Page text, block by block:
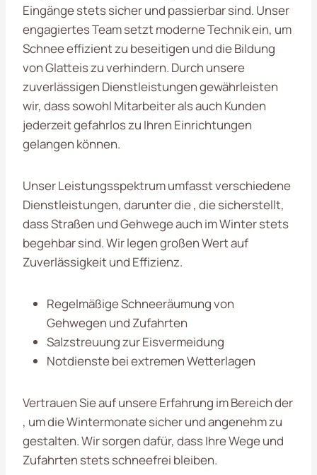
Eingänge stets sicher und passierbar sind. Unser
engagiertes Team setzt moderne Technik ein, um
Schnee effizient zu beseitigen und die Bildung
von Glatteis zu verhindern. Durch unsere
zuverlässigen Dienstleistungen gewährleisten
wir, dass sowohl Mitarbeiter als auch Kunden
jederzeit gefahrlos zu Ihren Einrichtungen
gelangen können.
Unser Leistungsspektrum umfasst verschiedene
Dienstleistungen, darunter die , die sicherstellt,
dass Straßen und Gehwege auch im Winter stets
begehbar sind. Wir legen großen Wert auf
Zuverlässigkeit und Effizienz.
Regelmäßige Schneeräumung von
Gehwegen und Zufahrten
Salzstreuung zur Eisvermeidung
Notdienste bei extremen Wetterlagen
Vertrauen Sie auf unsere Erfahrung im Bereich der
, um die Wintermonate sicher und angenehm zu
gestalten. Wir sorgen dafür, dass Ihre Wege und
Zufahrten stets schneefrei bleiben.